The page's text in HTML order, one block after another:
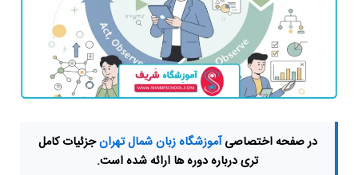
در صفحه اختصاصیآموزشگاه زبان شمال تهرانجزئیات کامل
تری درباره دوره ها ارائه شده است.